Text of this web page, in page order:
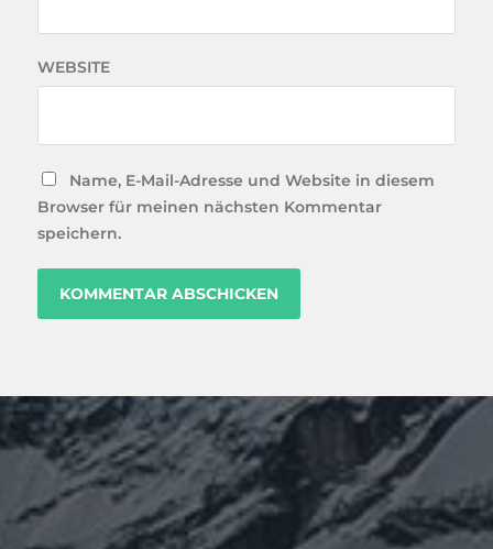
WEBSITE
Name, E-Mail-Adresse und Website in diesem
Browser für meinen nächsten Kommentar
speichern.